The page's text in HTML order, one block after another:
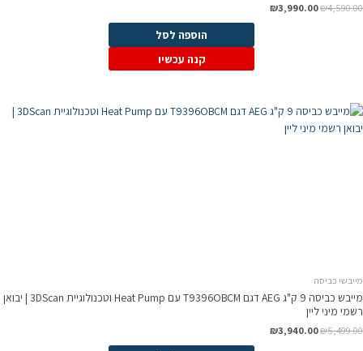
₪4,590.00
₪3,990.00
הוספה לסל
קנה עכשיו
מייבשי כביסה
מייבש כביסה 9 ק"ג AEG דגם T9396OBCM עם Heat Pump וטכנולוגיית 3DScan | יבואן
רשמי מיני ליין
₪5,499.00
₪3,940.00